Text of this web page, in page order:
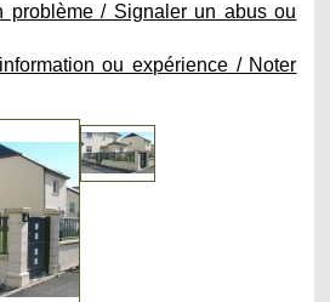
problème / Signaler un abus ou
ou expérience / Noter